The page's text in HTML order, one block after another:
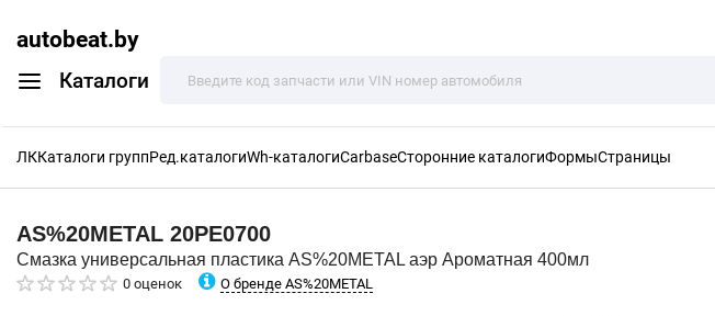
autobeat.by
Каталоги
ЛККаталоги группРед.каталогиWh-каталогиCarbaseСторонние каталогиФормыСтраницы
AS%20METAL 20PE0700
Смазка универсальная пластика AS%20METAL аэр Ароматная 400мл
0 оценок О бренде AS%20METAL